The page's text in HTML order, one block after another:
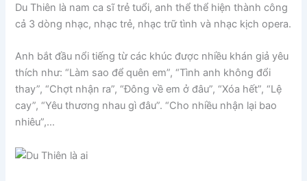
Du Thiên là nam ca sĩ trẻ tuổi, anh thể thể hiện thành công
cả 3 dòng nhạc, nhạc trẻ, nhạc trữ tình và nhạc kịch opera.
Anh bắt đầu nổi tiếng từ các khúc được nhiều khán giả yêu
thích như: “Làm sao để quên em”, “Tình anh không đổi
thay”, “Chợt nhận ra”, “Đông về em ở đâu”, “Xóa hết”, “Lệ
cay”, “Yêu thương nhau gì đâu”. “Cho nhiều nhận lại bao
nhiêu”,…